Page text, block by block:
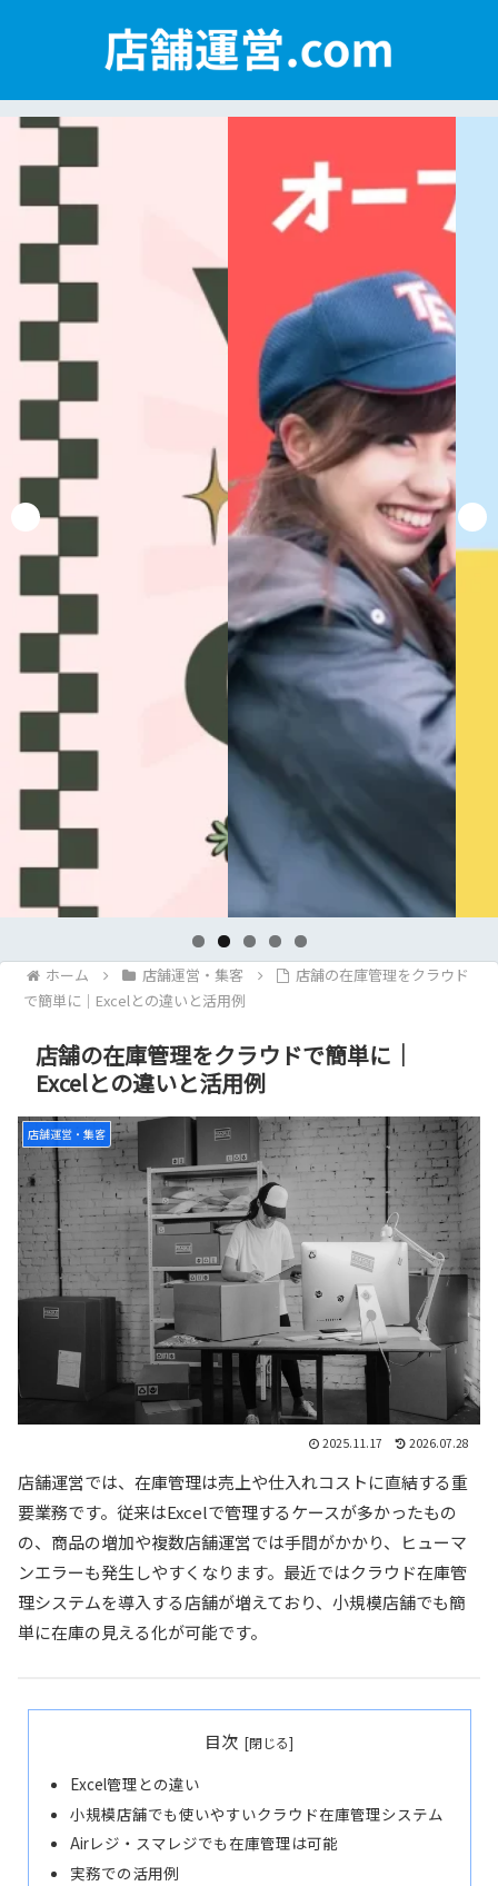
ホーム 店舗運営・集客
店舗の在庫管理をクラウド
で簡単に｜Excelとの違いと活用例
店舗の在庫管理をクラウドで簡単に｜
Excelとの違いと活用例
店舗運営・集客
2025.11.17 2026.07.28
店舗運営では、在庫管理は売上や仕入れコストに直結する重
要業務です。従来はExcelで管理するケースが多かったもの
の、商品の増加や複数店舗運営では手間がかかり、ヒューマ
ンエラーも発生しやすくなります。最近ではクラウド在庫管
理システムを導入する店舗が増えており、小規模店舗でも簡
単に在庫の見える化が可能です。
目次
Excel管理との違い
小規模店舗でも使いやすいクラウド在庫管理システム
Airレジ・スマレジでも在庫管理は可能
実務での活用例